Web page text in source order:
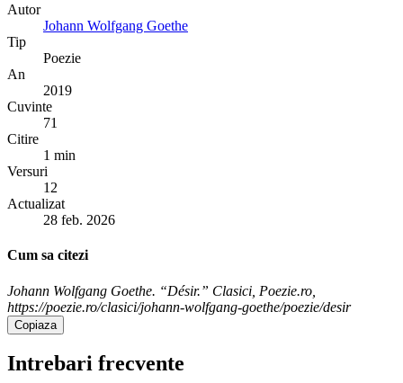
Autor
Johann Wolfgang Goethe
Tip
Poezie
An
2019
Cuvinte
71
Citire
1 min
Versuri
12
Actualizat
28 feb. 2026
Cum sa citezi
Johann Wolfgang Goethe. “Désir.” Clasici, Poezie.ro,
https://poezie.ro/clasici/johann-wolfgang-goethe/poezie/desir
Copiaza
Intrebari frecvente